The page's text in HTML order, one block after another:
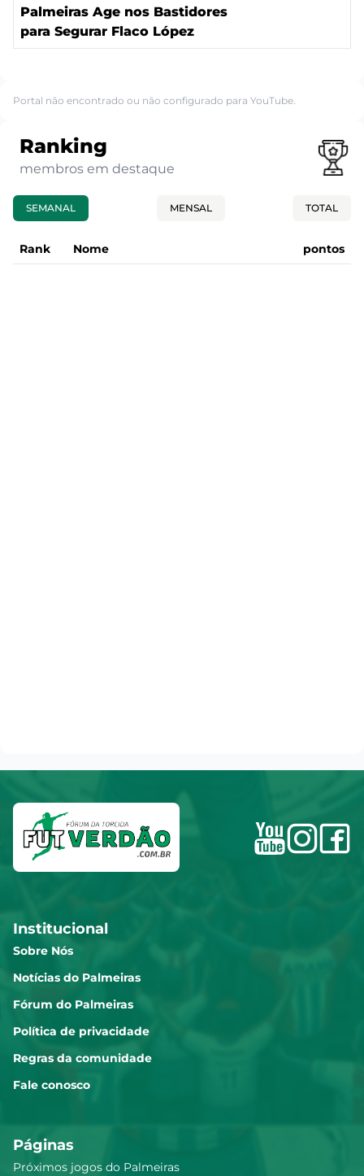
Palmeiras Age nos Bastidores
para Segurar Flaco López
Portal não encontrado ou não configurado para YouTube.
Ranking
membros em destaque
SEMANAL MENSAL TOTAL
Rank Nome pontos
Institucional
Sobre Nós
Notícias do Palmeiras
Fórum do Palmeiras
Política de privacidade
Regras da comunidade
Fale conosco
Páginas
Próximos jogos do Palmeiras